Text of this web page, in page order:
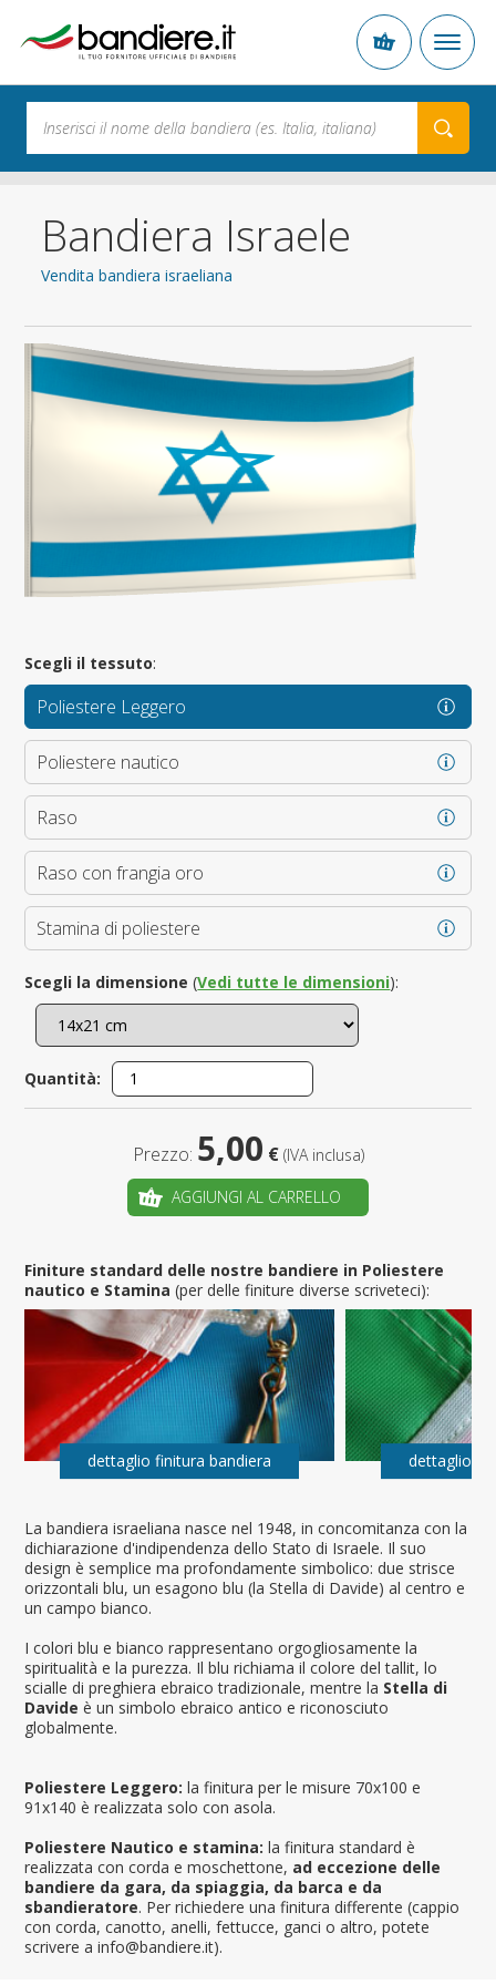
Bandiera Israele
Vendita bandiera israeliana
La bandiera israeliana nasce nel 1948, in concomitanza con la
dichiarazione d'indipendenza dello Stato di Israele. Il suo
design è semplice ma profondamente simbolico: due strisce
orizzontali blu, un esagono blu (la Stella di Davide) al centro e
un campo bianco.
I colori blu e bianco rappresentano orgogliosamente la
spiritualità e la purezza. Il blu richiama il colore del tallit, lo
scialle di preghiera ebraico tradizionale, mentre la Stella di
Davide è un simbolo ebraico antico e riconosciuto
globalmente.
Poliestere Leggero: la finitura per le misure 70x100 e
91x140 è realizzata solo con asola.
Poliestere Nautico e stamina: la finitura standard è
realizzata con corda e moschettone, ad eccezione delle
bandiere da gara, da spiaggia, da barca e da
sbandieratore. Per richiedere una finitura differente (cappio
con corda, canotto, anelli, fettucce, ganci o altro, potete
scrivere a info@bandiere.it).
Scegli il tessuto:
Poliestere Leggero
Poliestere nautico
Raso
Raso con frangia oro
Stamina di poliestere
Scegli la dimensione (Vedi tutte le dimensioni):
Quantità:
Prezzo: 5,00 € (IVA inclusa)
AGGIUNGI AL CARRELLO
Finiture standard delle nostre bandiere in Poliestere
nautico e Stamina(per delle finiture diverse scriveteci):
dettaglio finitura bandiera dettaglio